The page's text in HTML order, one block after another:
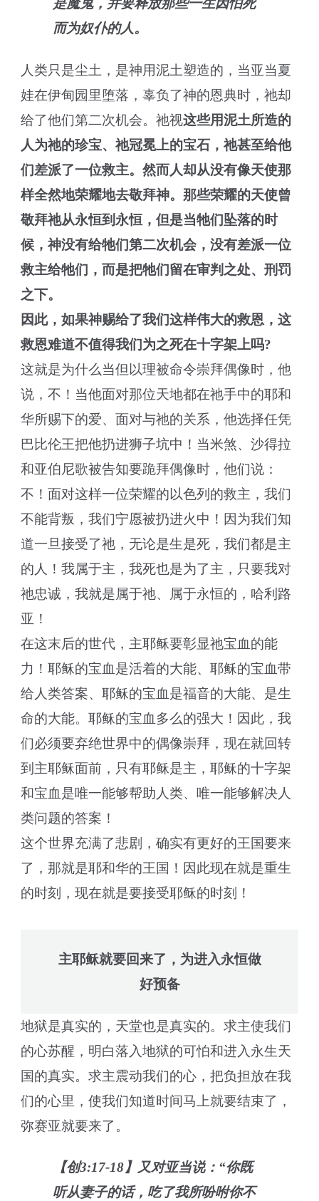
是魔鬼，并要释放那些一生因怕死
而为奴仆的人。
人类只是尘土，是神用泥土塑造的，当亚当夏
娃在伊甸园里堕落，辜负了神的恩典时，祂却
给了他们第二次机会。祂视这些用泥土所造的
人为祂的珍宝、祂冠冕上的宝石，祂甚至给他
们差派了一位救主。然而人却从没有像天使那
样全然地荣耀地去敬拜神。那些荣耀的天使曾
敬拜祂从永恒到永恒，但是当牠们坠落的时
候，神没有给牠们第二次机会，没有差派一位
救主给牠们，而是把牠们留在审判之处、刑罚
之下。
因此，如果神赐给了我们这样伟大的救恩，这
救恩难道不值得我们为之死在十字架上吗?
这就是为什么当但以理被命令崇拜偶像时，他
说，不！当他面对那位天地都在祂手中的耶和
华所赐下的爱、面对与祂的关系，他选择任凭
巴比伦王把他扔进狮子坑中！当米煞、沙得拉
和亚伯尼歌被告知要跪拜偶像时，他们说：
不！面对这样一位荣耀的以色列的救主，我们
不能背叛，我们宁愿被扔进火中！因为我们知
道一旦接受了祂，无论是生是死，我们都是主
的人！我属于主，我死也是为了主，只要我对
祂忠诚，我就是属于祂、属于永恒的，哈利路
亚！
在这末后的世代，主耶稣要彰显祂宝血的能
力！耶稣的宝血是活着的大能、耶稣的宝血带
给人类答案、耶稣的宝血是福音的大能、是生
命的大能。耶稣的宝血多么的强大！因此，我
们必须要弃绝世界中的偶像崇拜，现在就回转
到主耶稣面前，只有耶稣是主，耶稣的十字架
和宝血是唯一能够帮助人类、唯一能够解决人
类问题的答案！
这个世界充满了悲剧，确实有更好的王国要来
了，那就是耶和华的王国！因此现在就是重生
的时刻，现在就是要接受耶稣的时刻！
主耶稣就要回来了，为进入永恒做
好预备
地狱是真实的，天堂也是真实的。求主使我们
的心苏醒，明白落入地狱的可怕和进入永生天
国的真实。求主震动我们的心，把负担放在我
们的心里，使我们知道时间马上就要结束了，
弥赛亚就要来了。
【创3:17-18】又对亚当说：“你既
听从妻子的话，吃了我所吩咐你不